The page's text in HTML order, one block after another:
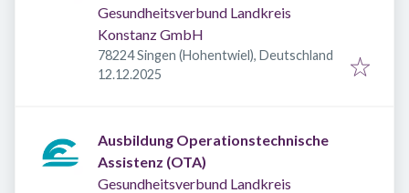
Gesundheitsverbund Landkreis
Konstanz GmbH
78224 Singen (Hohentwiel), Deutschland
Veröffentlicht
12.12.2025
Ausbildung Operationstechnische
Assistenz (OTA)
Gesundheitsverbund Landkreis